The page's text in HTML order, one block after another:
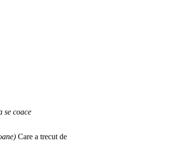
se coace
Care a trecut de